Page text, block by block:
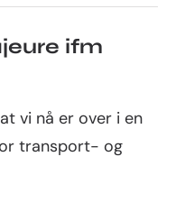
ifm
vi nå er over i en
transport- og